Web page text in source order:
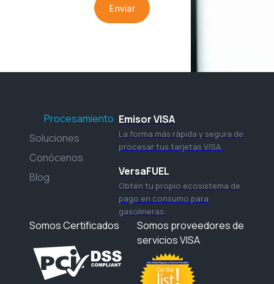
Procesamiento
Soluciones
Conócenos
Blog
Emisor VISA
La forma más rápida y segura de
procesar tus tarjetas VISA.
VersaFUEL
Obtén tu propio ecosistema de
pago en consumo para
gasolineras.
Somos Certificados
Somos proveedores de
servicios VISA